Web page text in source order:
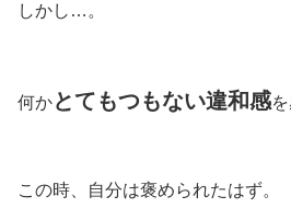
しかし…。
何かとてもつもない違和感
この時、自分は褒められたはず。